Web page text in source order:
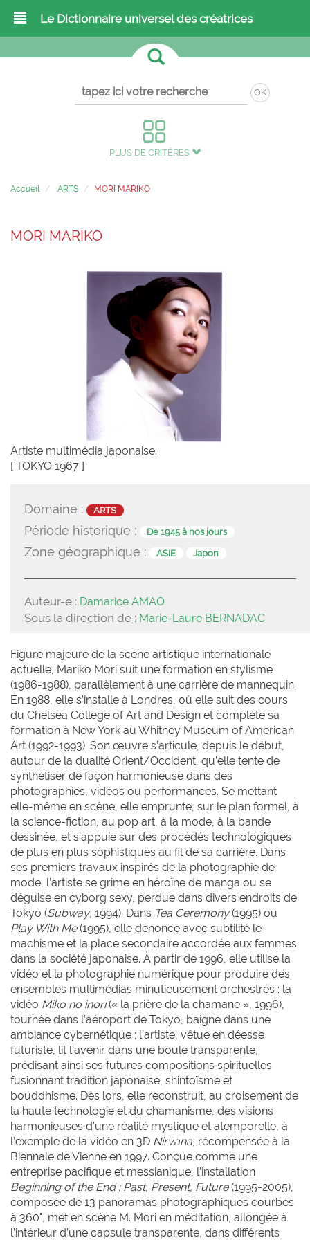
Le Dictionnaire universel des créatrices
OK
PLUS DE CRITÈRES
Accueil ARTS MORI MARIKO
MORI MARIKO
Artiste multimédia japonaise.
[ TOKYO 1967 ]
Domaine : ARTS
Période historique : De 1945 à nos jours
Zone géographique : ASIE Japon
Auteur-e : Damarice AMAO
Sous la direction de : Marie-Laure BERNADAC
Figure majeure de la scène artistique internationale
actuelle, Mariko Mori suit une formation en stylisme
(1986-1988), parallèlement à une carrière de mannequin.
En 1988, elle s’installe à Londres, où elle suit des cours
du Chelsea College of Art and Design et complète sa
formation à New York au Whitney Museum of American
Art (1992-1993). Son œuvre s’articule, depuis le début,
autour de la dualité Orient/Occident, qu’elle tente de
synthétiser de façon harmonieuse dans des
photographies, vidéos ou performances. Se mettant
elle-même en scène, elle emprunte, sur le plan formel, à
la science-fiction, au pop art, à la mode, à la bande
dessinée, et s’appuie sur des procédés technologiques
de plus en plus sophistiqués au fil de sa carrière. Dans
ses premiers travaux inspirés de la photographie de
mode, l’artiste se grime en héroïne de manga ou se
déguise en cyborg sexy, perdue dans divers endroits de
Tokyo (Subway, 1994). Dans Tea Ceremony(1995) ou
Play With Me(1995), elle dénonce avec subtilité le
machisme et la place secondaire accordée aux femmes
dans la société japonaise. À partir de 1996, elle utilise la
vidéo et la photographie numérique pour produire des
ensembles multimédias minutieusement orchestrés : la
vidéo Miko no inori(« la prière de la chamane », 1996),
tournée dans l’aéroport de Tokyo, baigne dans une
ambiance cybernétique ; l’artiste, vêtue en déesse
futuriste, lit l’avenir dans une boule transparente,
prédisant ainsi ses futures compositions spirituelles
fusionnant tradition japonaise, shintoïsme et
bouddhisme. Dès lors, elle reconstruit, au croisement de
la haute technologie et du chamanisme, des visions
harmonieuses d’une réalité mystique et atemporelle, à
l’exemple de la vidéo en 3D Nirvana, récompensée à la
Biennale de Vienne en 1997. Conçue comme une
entreprise pacifique et messianique, l’installation
Beginning of the End : Past, Present, Future(1995-2005),
composée de 13 panoramas photographiques courbés
à 360°, met en scène M. Mori en méditation, allongée à
l’intérieur d’une capsule transparente, dans différents